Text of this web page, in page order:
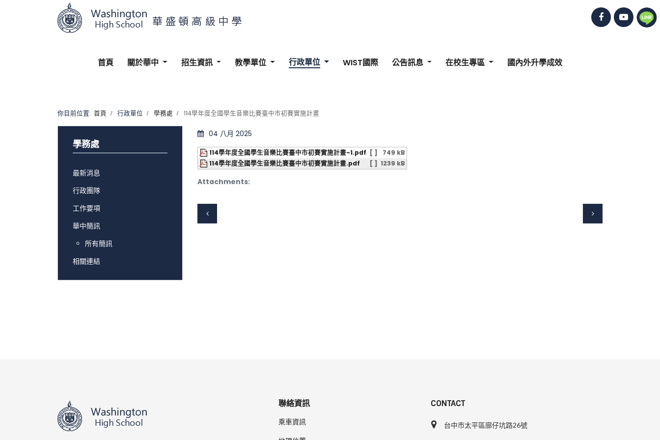
首頁 關於華中 招生資訊 教學單位 行政單位 WIST國際 公告訊息 在校生專區 國內外升學成效
你目前位置: 首頁 行政單位 學務處 114學年度全國學生音樂比賽臺中市初賽實施計畫
04 八月 2025
Attachments:
114學年度全國學生音樂比賽臺中市初賽實施計畫-1.pdf [ ]
749 kB
114學年度全國學生音樂比賽臺中市初賽實施計畫.pdf
[ ] 1239 kB
學務處
最新消息
行政團隊
工作要項
華中簡訊
所有簡訊
相關連結
聯絡資訊
乘車資訊
CONTACT
台中市太平區廍仔坑路26號